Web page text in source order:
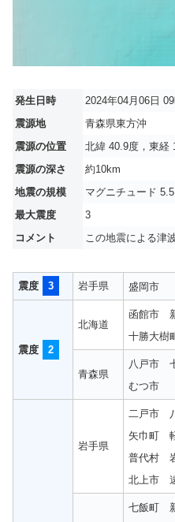
発生日時
2024年04月06日
震源地
青森県東方沖
震源の位置
北緯 40.9度，東経
震源の深さ
約10km
地震の規模
マグニチュード 5.5
最大震度
3
コメント
この地震による津
震度 3 岩手県 盛岡市
震度 2
北海道
函館市
十勝大樹
青森県
八戸市
むつ市
岩手県
二戸市
矢巾町
普代村
北上市
七飯町